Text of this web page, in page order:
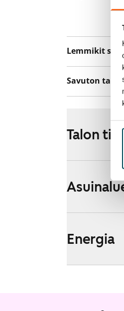
Lemmikit
Savuton talo
Talon
Energia